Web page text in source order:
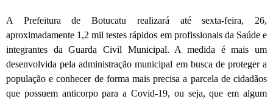
A Prefeitura de Botucatu realizará até sexta-feira, 26,
aproximadamente 1,2 mil testes rápidos em profissionais da Saúde e
integrantes da Guarda Civil Municipal. A medida é mais um
desenvolvida pela administração municipal em busca de proteger a
população e conhecer de forma mais precisa a parcela de cidadãos
que possuem anticorpo para a Covid-19, ou seja, que em algum